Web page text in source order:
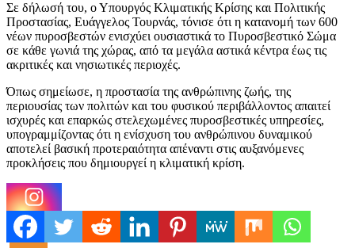
Σε δήλωσή του, ο Υπουργός Κλιματικής Κρίσης και Πολιτικής
Προστασίας, Ευάγγελος Τουρνάς, τόνισε ότι η κατανομή των 600
νέων πυροσβεστών ενισχύει ουσιαστικά το Πυροσβεστικό Σώμα
σε κάθε γωνιά της χώρας, από τα μεγάλα αστικά κέντρα έως τις
ακριτικές και νησιωτικές περιοχές.
Όπως σημείωσε, η προστασία της ανθρώπινης ζωής, της
περιουσίας των πολιτών και του φυσικού περιβάλλοντος απαιτεί
ισχυρές και επαρκώς στελεχωμένες πυροσβεστικές υπηρεσίες,
υπογραμμίζοντας ότι η ενίσχυση του ανθρώπινου δυναμικού
αποτελεί βασική προτεραιότητα απέναντι στις αυξανόμενες
προκλήσεις που δημιουργεί η κλιματική κρίση.